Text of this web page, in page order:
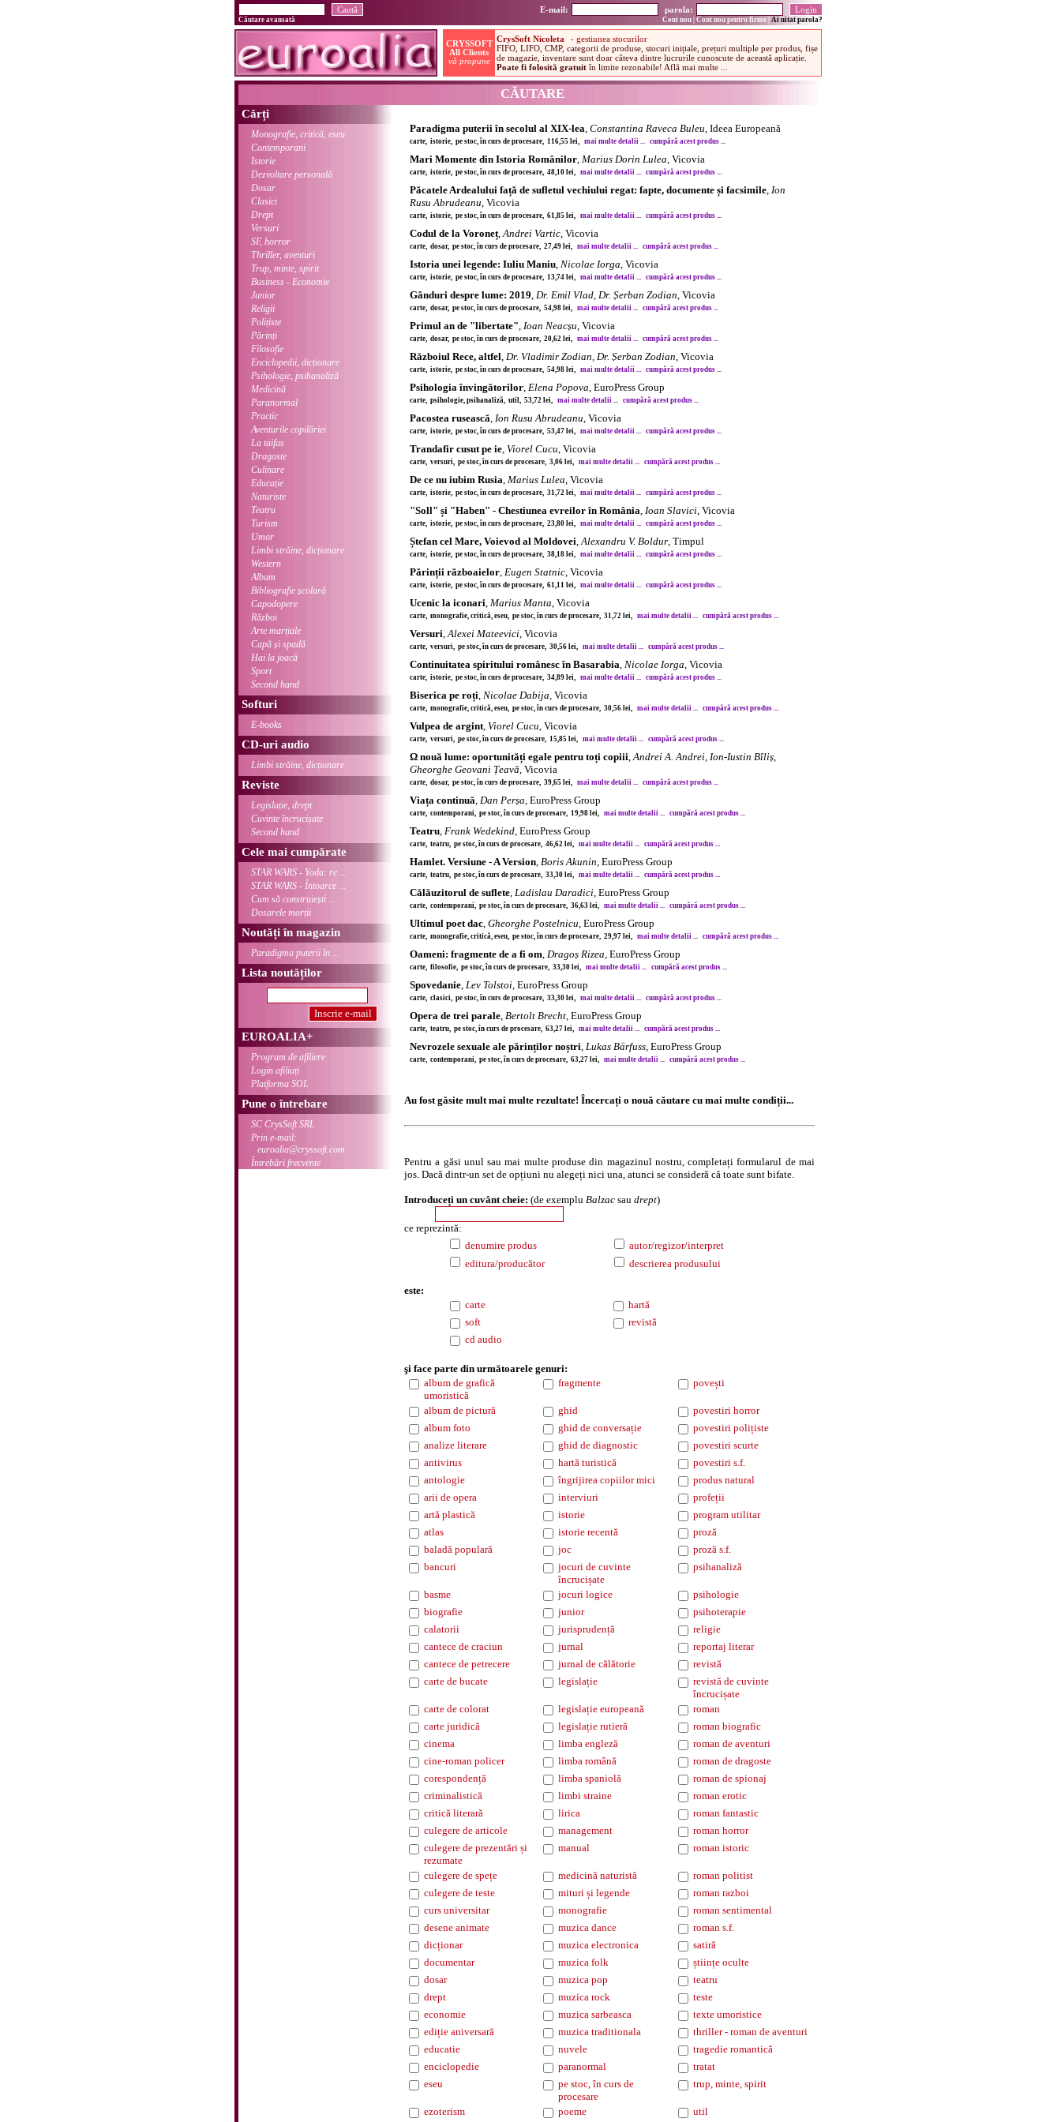
E-mail: parola:
Căutare avansată Cont nou Cont nou pentru firme Ai uitat parola?
CĂUTARE
Cărți
Monografie, critică, eseu
Contemporani
Istorie
Dezvoltare personală
Dosar
Clasici
Drept
Versuri
SF, horror
Thriller, aventuri
Trup, minte, spirit
Business - Economie
Junior
Religii
Polițiste
Părinți
Filosofie
Enciclopedii, dicționare
Psihologie, psihanaliză
Medicină
Paranormal
Practic
Aventurile copilăriei
La taifas
Dragoste
Culinare
Educație
Naturiste
Teatru
Turism
Umor
Limbi străine, dicționare
Western
Album
Bibliografie școlară
Capodopere
Război
Arte marțiale
Capă și spadă
Hai la joacă
Sport
Second hand
Softuri
E-books
CD-uri audio
Limbi străine, dicționare
Reviste
Legislație, drept
Cuvinte încrucișate
Second hand
Cele mai cumpărate
STAR WARS - Yoda: re ...
STAR WARS - Întoarce ...
Cum să construiești ...
Dosarele morții
Noutăți în magazin
Paradigma puterii în ...
Lista noutăților
EUROALIA+
Program de afiliere
Login afiliați
Platforma SOL
Pune o întrebare
SC CrysSoft SRL
Prin e-mail:
euroalia@cryssoft.com
Întrebări frecvente
Paradigma puterii în secolul al XIX-lea, Constantina Raveca Buleu, Ideea Europeană
carte, istorie, pe stoc, în curs de procesare, 116,55 lei, mai multe detalii ... cumpără acest produs ...
Mari Momente din Istoria Românilor, Marius Dorin Lulea, Vicovia
carte, istorie, pe stoc, în curs de procesare, 48,10 lei, mai multe detalii ... cumpără acest produs ...
Păcatele Ardealului față de sufletul vechiului regat: fapte, documente și facsimile, Ion
Rusu Abrudeanu, Vicovia
carte, istorie, pe stoc, în curs de procesare, 61,85 lei, mai multe detalii ... cumpără acest produs ...
Codul de la Voroneț,Andrei Vartic, Vicovia
carte, dosar, pe stoc, în curs de procesare, 27,49 lei, mai multe detalii ... cumpără acest produs ...
Istoria unei legende: Iuliu Maniu, Nicolae Iorga, Vicovia
carte, istorie, pe stoc, în curs de procesare, 13,74 lei, mai multe detalii ... cumpără acest produs ...
Gânduri despre lume: 2019, Dr. Emil Vlad, Dr. Șerban Zodian, Vicovia
carte, dosar, pe stoc, în curs de procesare, 54,98 lei, mai multe detalii ... cumpără acest produs ...
Primul an de "libertate", Ioan Neacșu, Vicovia
carte, dosar, pe stoc, în curs de procesare, 20,62 lei, mai multe detalii ... cumpără acest produs ...
Războiul Rece, altfel, Dr. Vladimir Zodian, Dr. Șerban Zodian, Vicovia
carte, istorie, pe stoc, în curs de procesare, 54,98 lei, mai multe detalii ... cumpără acest produs ...
Psihologia învingătorilor, Elena Popova, EuroPress Group
carte, psihologie, psihanaliză, util, 53,72 lei, mai multe detalii ... cumpără acest produs ...
Pacostea rusească, Ion Rusu Abrudeanu, Vicovia
carte, istorie, pe stoc, în curs de procesare, 53,47 lei, mai multe detalii ... cumpără acest produs ...
Trandafir cusut pe ie, Viorel Cucu, Vicovia
carte, versuri, pe stoc, în curs de procesare, 3,06 lei, mai multe detalii ... cumpără acest produs ...
De ce nu iubim Rusia, Marius Lulea, Vicovia
carte, istorie, pe stoc, în curs de procesare, 31,72 lei, mai multe detalii ... cumpără acest produs ...
"Soll" și "Haben" - Chestiunea evreilor în România, Ioan Slavici, Vicovia
carte, istorie, pe stoc, în curs de procesare, 23,80 lei, mai multe detalii ... cumpără acest produs ...
Ștefan cel Mare, Voievod al Moldovei,Alexandru V. Boldur, Timpul
carte, istorie, pe stoc, în curs de procesare, 38,18 lei, mai multe detalii ... cumpără acest produs ...
Părinții războaielor, Eugen Statnic, Vicovia
carte, istorie, pe stoc, în curs de procesare, 61,11 lei, mai multe detalii ... cumpără acest produs ...
Ucenic la iconari, Marius Manta, Vicovia
carte, monografie, critică, eseu, pe stoc, în curs de procesare, 31,72 lei, mai multe detalii ... cumpără acest produs ...
Versuri,Alexei Mateevici, Vicovia
carte, versuri, pe stoc, în curs de procesare, 30,56 lei, mai multe detalii ... cumpără acest produs ...
Continuitatea spiritului românesc în Basarabia, Nicolae Iorga, Vicovia
carte, istorie, pe stoc, în curs de procesare, 34,89 lei, mai multe detalii ... cumpără acest produs ...
Biserica pe roți, Nicolae Dabija, Vicovia
carte, monografie, critică, eseu, pe stoc, în curs de procesare, 30,56 lei, mai multe detalii ... cumpără acest produs ...
Vulpea de argint, Viorel Cucu, Vicovia
carte, versuri, pe stoc, în curs de procesare, 15,85 lei, mai multe detalii ... cumpără acest produs ...
Ω nouă lume: oportunități egale pentru toți copiii,Andrei A. Andrei, Ion-Iustin Bîliș,
Gheorghe Geovani Țeavă, Vicovia
carte, dosar, pe stoc, în curs de procesare, 39,65 lei, mai multe detalii ... cumpără acest produs ...
Viața continuă, Dan Perșa, EuroPress Group
carte, contemporani, pe stoc, în curs de procesare, 19,98 lei, mai multe detalii ... cumpără acest produs ...
Teatru, Frank Wedekind, EuroPress Group
carte, teatru, pe stoc, în curs de procesare, 46,62 lei, mai multe detalii ... cumpără acest produs ...
Hamlet. Versiune - A Version, Boris Akunin, EuroPress Group
carte, teatru, pe stoc, în curs de procesare, 33,30 lei, mai multe detalii ... cumpără acest produs ...
Călăuzitorul de suflete, Ladislau Daradici, EuroPress Group
carte, contemporani, pe stoc, în curs de procesare, 36,63 lei, mai multe detalii ... cumpără acest produs ...
Ultimul poet dac, Gheorghe Postelnicu, EuroPress Group
carte, monografie, critică, eseu, pe stoc, în curs de procesare, 29,97 lei, mai multe detalii ... cumpără acest produs ...
Oameni: fragmente de a fi om, Dragoș Rizea, EuroPress Group
carte, filosofie, pe stoc, în curs de procesare, 33,30 lei, mai multe detalii ... cumpără acest produs ...
Spovedanie, Lev Tolstoi, EuroPress Group
carte, clasici, pe stoc, în curs de procesare, 33,30 lei, mai multe detalii ... cumpără acest produs ...
Opera de trei parale, Bertolt Brecht, EuroPress Group
carte, teatru, pe stoc, în curs de procesare, 63,27 lei, mai multe detalii ... cumpără acest produs ...
Nevrozele sexuale ale părinților noștri, Lukas Bärfuss, EuroPress Group
carte, contemporani, pe stoc, în curs de procesare, 63,27 lei, mai multe detalii ... cumpără acest produs ...
Au fost găsite mult mai multe rezultate! Încercați o nouă căutare cu mai multe condiții...
Pentru a găsi unul sau mai multe produse din magazinul nostru, completați formularul de mai
jos. Dacă dintr-un set de opțiuni nu alegeți nici una, atunci se consideră că toate sunt bifate.
Introduceți un cuvânt cheie: (de exemplu Balzac sau drept)
ce reprezintă:
denumire produs
autor/regizor/interpret
editura/producător
descrierea produsului
este:
carte
hartă
soft
revistă
cd audio
şi face parte din următoarele genuri:
album de grafică
umoristică
fragmente povești
album de pictură ghid
povestiri horror
album foto
ghid de conversație
povestiri polițiste
analize literare
ghid de diagnostic
povestiri scurte
antivirus
hartă turistică
povestiri s.f.
antologie
îngrijirea copiilor mici
produs natural
arii de opera
interviuri
profeții
artă plastică
istorie
program utilitar
atlas
istorie recentă
proză
baladă populară
joc
proză s.f.
bancuri
jocuri de cuvinte
încrucișate
psihanaliză
basme jocuri logice
psihologie
biografie
junior
psihoterapie
calatorii
jurisprudență
religie
cantece de craciun
jurnal
reportaj literar
cantece de petrecere
jurnal de călătorie
revistă
carte de bucate
legislație
revistă de cuvinte
încrucișate
carte de colorat
legislație europeană
roman
carte juridică
legislație rutieră
roman biografic
cinema
limba engleză
roman de aventuri
cine-roman policer
limba română
roman de dragoste
corespondență
limba spaniolă
roman de spionaj
criminalistică
limbi straine
roman erotic
critică literară
lirica
roman fantastic
culegere de articole
management
roman horror
culegere de prezentări și
rezumate
manual roman istoric
culegere de spețe medicină naturistă
roman politist
culegere de teste
mituri și legende
roman razboi
curs universitar
monografie
roman sentimental
desene animate
muzica dance
roman s.f.
dicționar
muzica electronica
satiră
documentar
muzica folk
științe oculte
dosar
muzica pop
teatru
drept
muzica rock
teste
economie
muzica sarbeasca
texte umoristice
ediție aniversară
muzica traditionala
thriller - roman de aventuri
educatie
nuvele
tragedie romantică
enciclopedie
paranormal
tratat
eseu
pe stoc, în curs de
procesare
trup, minte, spirit
ezoterism poeme util